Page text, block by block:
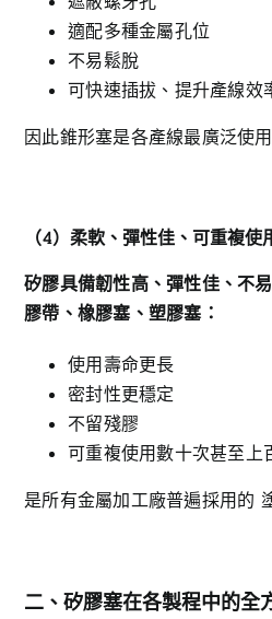
適配多種金屬孔位
不易鬆脫
可快速插拔、提升產線效
因此錐形塞是各產線最廣泛使
（4）柔軟、彈性佳、可重複使
矽膠具備韌性高、彈性佳、不
膠帶、橡膠塞、塑膠塞：
使用壽命更長
密封性更穩定
不留殘膠
可重複使用數十次甚至上
是所有金屬加工廠普遍採用的
二、矽膠塞在各製程中的全